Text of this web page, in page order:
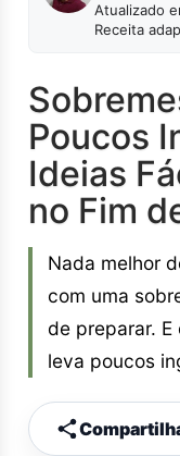
Atualizado
Receita
Poucos
Ideias
no Fim
Nada melhor
com uma
de preparar.
leva poucos